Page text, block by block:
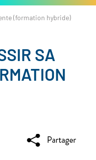
(formation hybride)
SA